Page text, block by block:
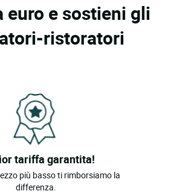
euro e sostieni gli
ristoratori
tariffa garantita!
più basso ti rimborsiamo la
differenza.